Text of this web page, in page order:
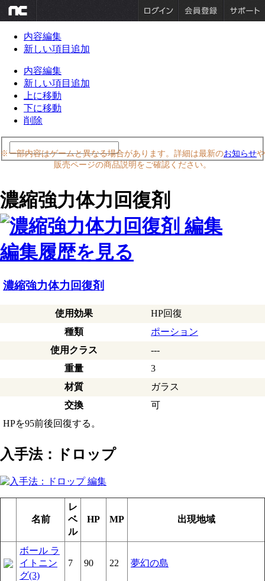
内容編集
新しい項目追加
内容編集
新しい項目追加
上に移動
下に移動
削除
※一部内容はゲームと異なる場合があります。詳細は最新のお知らせや
販売ページの商品説明をご確認ください。
濃縮強力体力回復剤
編集履歴を見る
濃縮強力体力回復剤
使用効果
HP回復
種類
ポーション
使用クラス
---
重量
3
材質
ガラス
交換
可
HPを95前後回復する。
入手法：ドロップ
名前
レ
ベ
ル
HP MP 出現地域
ボール ラ
イトニン
グ(3)
7 90 22 夢幻の島